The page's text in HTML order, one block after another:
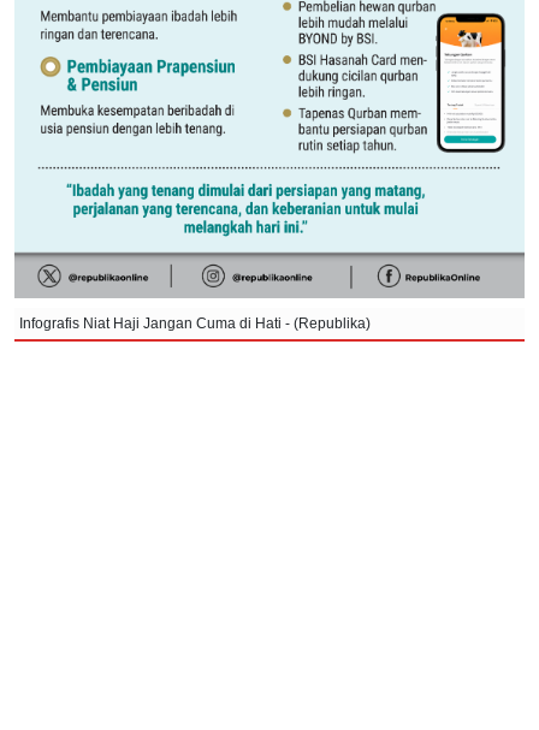
Infografis Niat Haji Jangan Cuma di Hati - (Republika)